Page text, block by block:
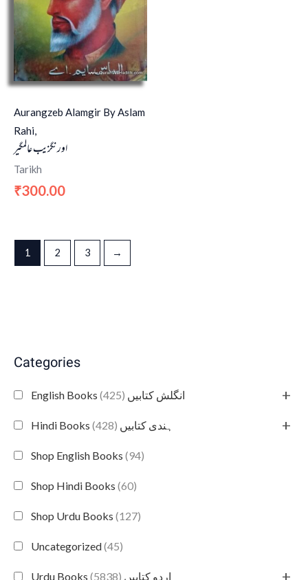
Categories
English Books انگلش کتابیں (425) +
Hindi Books ہندی کتابیں (428) +
Shop English Books (94)
Shop Hindi Books (60)
Shop Urdu Books (127)
Uncategorized(45)
Urdu Books اردو کتابیں (5838) +
Aurangzeb Alamgir By Aslam
Rahi,
اورنگزیب عالمگیر
Tarikh
₹300.00
1 2 3 →